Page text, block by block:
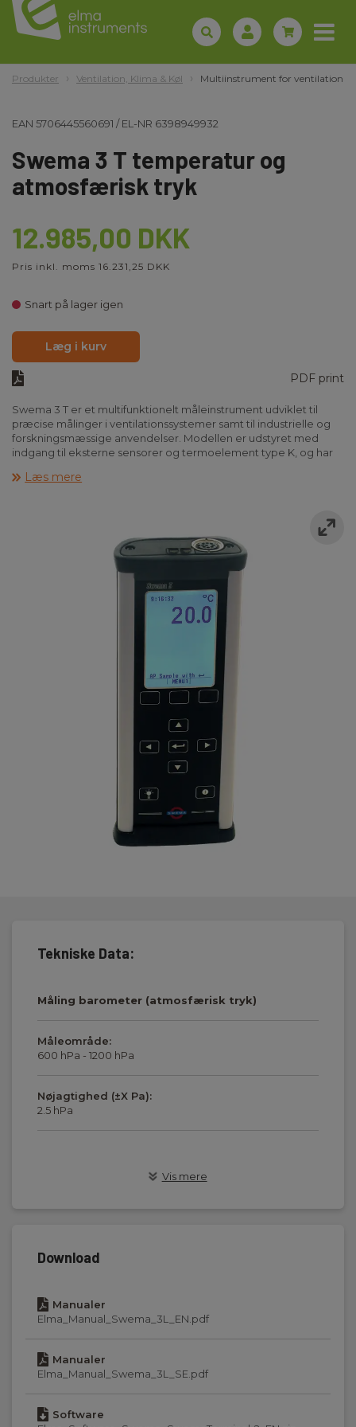
Produkter Ventilation, Klima & Køl Multiinstrument for ventilation
EAN 5706445560691 /EL-NR 6398949932
Swema 3 T temperatur og
atmosfærisk tryk
12.985,00 DKK
Pris inkl. moms 16.231,25 DKK
Snart på lager igen
Læg i kurv
PDF print
Swema 3 T er et multifunktionelt måleinstrument udviklet til
præcise målinger i ventilationssystemer samt til industrielle og
forskningsmæssige anvendelser. Modellen er udstyret med
indgang til eksterne sensorer og termoelement type K, og har
Instrumentet kan anvendes til måling af blandt andet
lufthastighed, luftmængde, temperatur, relativ luftfugtighed og
træk. Eksempelvis kan det bruges sammen med
teleskopanemometeret SWA 32 / 32E, der måler lufthastighed
og temperatur, hvor luftmængden beregnes i henhold til EN
Instrumentet leveres inkl. batterier, betjeningsmanual, USB/mini-
for det integrerede differenstryk-anemometer.
Se "Tilbehør" længere nede på siden her for at se det store
Læs mere
Tekniske Data:
Måling barometer (atmosfærisk tryk)
Måleområde:
600 hPa - 1200 hPa
Nøjagtighed (±X Pa):
2.5 hPa
Intern:
10500 datapunkter
Kommunikation
Kommunikation:
Vis mere
Download
Manualer
Elma_Manual_Swema_3L_EN.pdf
Manualer
Elma_Manual_Swema_3L_SE.pdf
Software